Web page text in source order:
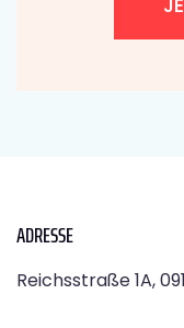
ADRESSE
Reichsstraße 1A,